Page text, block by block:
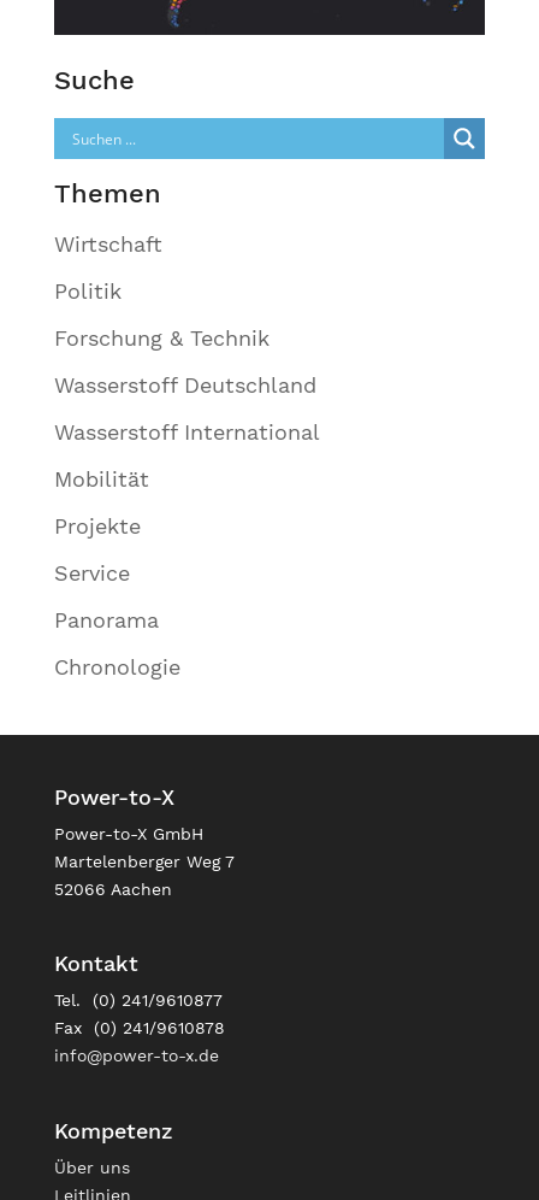
Suche
Themen
Wirtschaft
Politik
Forschung & Technik
Wasserstoff Deutschland
Wasserstoff International
Mobilität
Projekte
Service
Panorama
Chronologie
Power-to-X
Power-to-X GmbH
Martelenberger Weg 7
52066 Aachen
Kontakt
Tel. (0) 241/9610877
Fax (0) 241/9610878
info@power-to-x.de
Kompetenz
Über uns
Leitlinien